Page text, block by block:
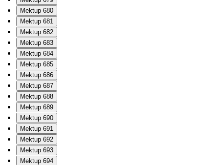
Mektup 680
Mektup 681
Mektup 682
Mektup 683
Mektup 684
Mektup 685
Mektup 686
Mektup 687
Mektup 688
Mektup 689
Mektup 690
Mektup 691
Mektup 692
Mektup 693
Mektup 694